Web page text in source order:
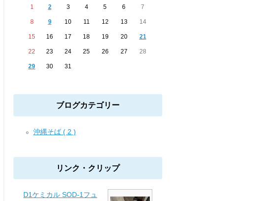
1 2 3 4 5 6 7
8 9 10 11 12 13 14
15 16 17 18 19 20 21
22 23 24 25 26 27 28
29 30 31
ブログカテゴリー
沖縄そば ( 2 )
リンク・クリップ
D1ケミカル SOD-1フュ